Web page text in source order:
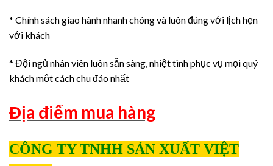
* Chính sách giao hành nhanh chóng và luôn đúng với lịch hẹn
với khách
* Đội ngủ nhân viên luôn sẵn sàng, nhiệt tình phục vụ mọi quý
khách một cách chu đáo nhất
Địa điểm mua hàng
CÔNG TY TNHH SẢN XUẤT VIỆT